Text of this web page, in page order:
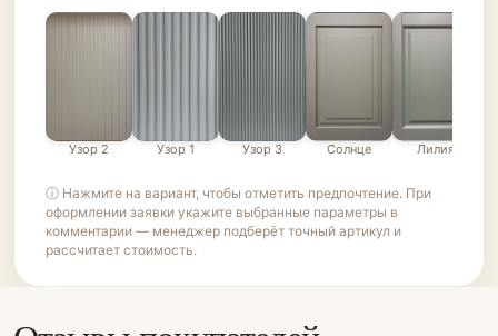
Узор 2 Узор 1 Узор 3 Солнце Лилия
ⓘ Нажмите на вариант, чтобы отметить предпочтение. При
оформлении заявки укажите выбранные параметры в
комментарии — менеджер подберёт точный артикул и
рассчитает стоимость.